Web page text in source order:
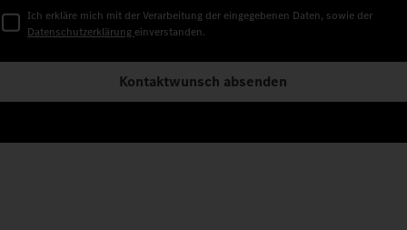
Ich erkläre mich mit der Verarbeitung der eingegebenen Daten, sowie der
Datenschutzerklärung einverstanden.
Kontaktwunsch absenden